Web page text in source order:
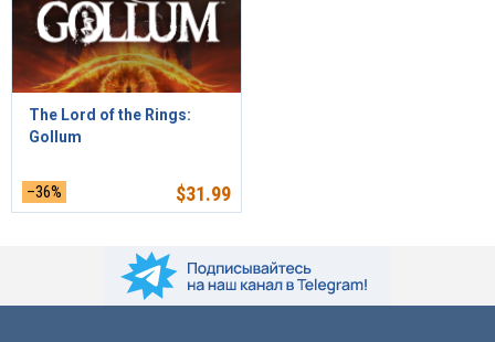
The Lord of the Rings:
Gollum
–36% $31.99